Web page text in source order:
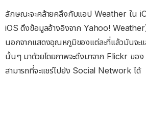
ลักษณะจะคล้ายคลึงกับแอป Weather ใน
iOS ดึงข้อมูลอ้างอิงจาก Yahoo!
นอกจากแสดงอุณหภูมิของแต่ละที่แล้วมันจะ
นั้นๆ มาด้วยโดยภาพจะดึงมาจาก Flickr ขอ
สามารถที่จะแชร์ไปยัง Social Network ได้